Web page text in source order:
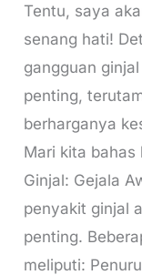
Tentu, saya
senang hati!
gangguan
penting,
berharganya
Mari kita bahas
Ginjal: Gejala
penyakit ginjal
penting.
meliputi: